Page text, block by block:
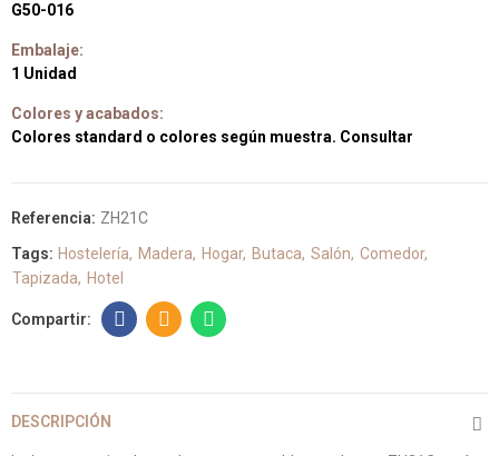
G50-016
Embalaje:
1 Unidad
Colores y acabados:
Colores standard o colores según muestra. Consultar
Referencia: ZH21C
Tags: Hostelería Madera Hogar Butaca Salón Comedor
Tapizada
Hotel
DESCRIPCIÓN